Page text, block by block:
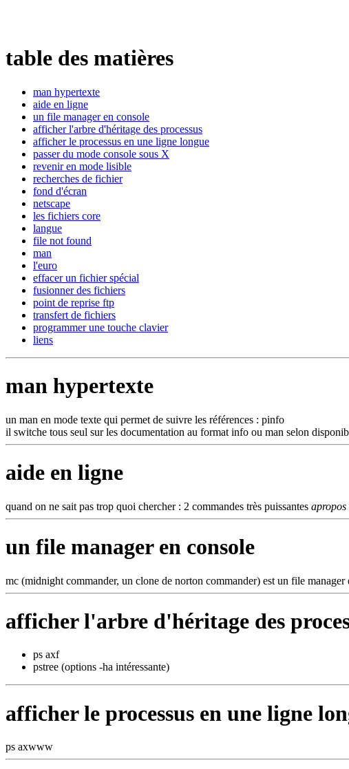
table des matières
man hypertexte
aide en ligne
un file manager en console
afficher l'arbre d'héritage des processus
afficher le processus en une ligne longue
passer du mode console sous X
revenir en mode lisible
recherches de fichier
fond d'écran
netscape
les fichiers core
langue
file not found
man
l'euro
effacer un fichier spécial
fusionner des fichiers
point de reprise ftp
transfert de fichiers
programmer une touche clavier
liens
man hypertexte
un man en mode texte qui permet de suivre les références : pinfo
il switche tous seul sur les documentation au format info ou man selon
aide en ligne
quand on ne sait pas trop quoi chercher : 2 commandes très puissantes apropos
un file manager en console
mc (midnight commander, un clone de norton commander) est un file
afficher l'arbre d'héritage des
ps axf
pstree (options -ha intéressante)
afficher le processus en une ligne
ps axwww